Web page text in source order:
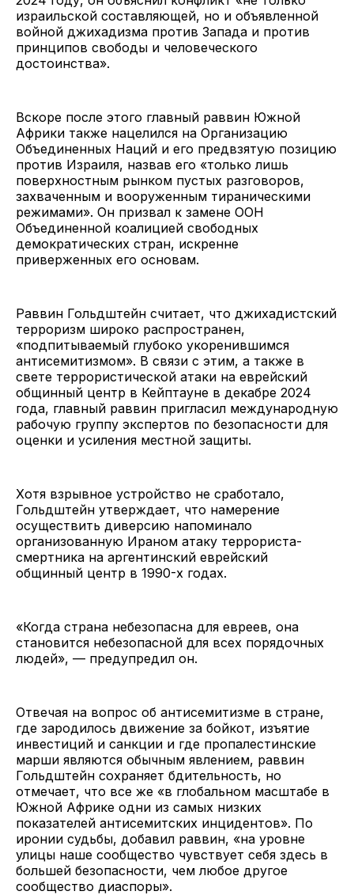
израильской составляющей, но и объявленной
войной джихадизма против Запада и против
принципов свободы и человеческого
достоинства».
Вскоре после этого главный раввин Южной
Африки также нацелился на Организацию
Объединенных Наций и его предвзятую позицию
против Израиля, назвав его «только лишь
поверхностным рынком пустых разговоров,
захваченным и вооруженным тираническими
режимами». Он призвал к замене ООН
Объединенной коалицией свободных
демократических стран, искренне
приверженных его основам.
Раввин Гольдштейн считает, что джихадистский
терроризм широко распространен,
«подпитываемый глубоко укоренившимся
антисемитизмом». В связи с этим, а также в
свете террористической атаки на еврейский
общинный центр в Кейптауне в декабре 2024
года, главный раввин пригласил международную
рабочую группу экспертов по безопасности для
оценки и усиления местной защиты.
Хотя взрывное устройство не сработало,
Гольдштейн утверждает, что намерение
осуществить диверсию напоминало
организованную Ираном атаку террориста-
смертника на аргентинский еврейский
общинный центр в 1990-х годах.
«Когда страна небезопасна для евреев, она
становится небезопасной для всех порядочных
людей», — предупредил он.
Отвечая на вопрос об антисемитизме в стране,
где зародилось движение за бойкот, изъятие
инвестиций и санкции и где пропалестинские
марши являются обычным явлением, раввин
Гольдштейн сохраняет бдительность, но
отмечает, что все же «в глобальном масштабе в
Южной Африке одни из самых низких
показателей антисемитских инцидентов». По
иронии судьбы, добавил раввин, «на уровне
улицы наше сообщество чувствует себя здесь в
большей безопасности, чем любое другое
сообщество диаспоры».